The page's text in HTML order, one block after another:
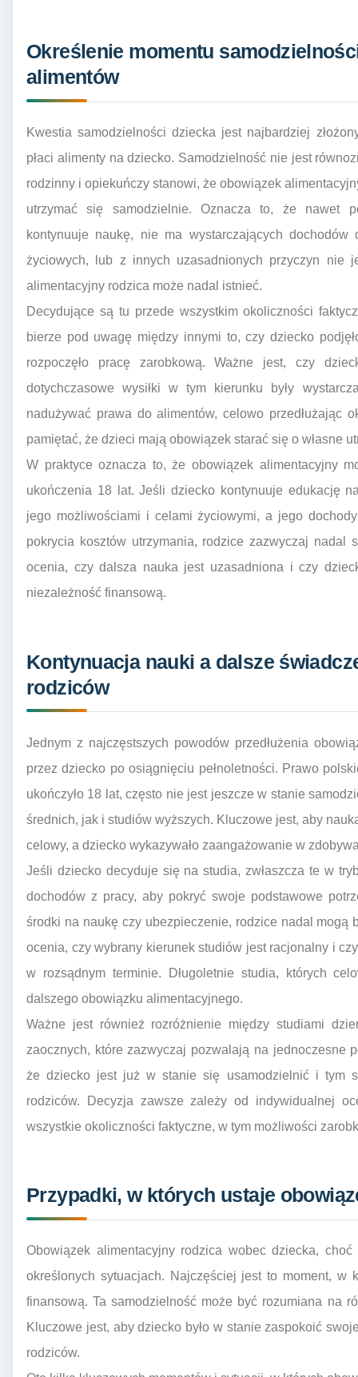
Określenie momentu
alimentów
Kwestia samodzielności dziecka jest najbardziej
płaci alimenty na dziecko. Samodzielność nie jest
rodzinny i opiekuńczy stanowi, że obowiązek
utrzymać się samodzielnie. Oznacza to, że nawet
kontynuuje naukę, nie ma wystarczających
życiowych, lub z innych uzasadnionych przyczyn nie
alimentacyjny rodzica może nadal istnieć.
Decydujące są tu przede wszystkim okoliczności
bierze pod uwagę między innymi to, czy dziecko
rozpoczęło pracę zarobkową. Ważne jest, czy
dotychczasowe wysiłki w tym kierunku były
nadużywać prawa do alimentów, celowo przedłużając
pamiętać, że dzieci mają obowiązek starać się o własne
W praktyce oznacza to, że obowiązek alimentacyjny
ukończenia 18 lat. Jeśli dziecko kontynuuje edukację
jego możliwościami i celami życiowymi, a jego
pokrycia kosztów utrzymania, rodzice zazwyczaj nadal
ocenia, czy dalsza nauka jest uzasadniona i czy
niezależność finansową.
Kontynuacja nauki a dalsze
rodziców
Jednym z najczęstszych powodów przedłużenia
przez dziecko po osiągnięciu pełnoletności. Prawo
ukończyło 18 lat, często nie jest jeszcze w stanie
średnich, jak i studiów wyższych. Kluczowe jest, aby
celowy, a dziecko wykazywało zaangażowanie w
Jeśli dziecko decyduje się na studia, zwłaszcza te w
dochodów z pracy, aby pokryć swoje podstawowe
środki na naukę czy ubezpieczenie, rodzice nadal mogą
ocenia, czy wybrany kierunek studiów jest racjonalny i
w rozsądnym terminie. Długoletnie studia, których
dalszego obowiązku alimentacyjnego.
Ważne jest również rozróżnienie między studiami
zaocznych, które zazwyczaj pozwalają na jednoczesne
że dziecko jest już w stanie się usamodzielnić i tym
rodziców. Decyzja zawsze zależy od indywidualnej
wszystkie okoliczności faktyczne, w tym możliwości
Przypadki, w których ustaje
Obowiązek alimentacyjny rodzica wobec dziecka,
określonych sytuacjach. Najczęściej jest to moment, w
finansową. Ta samodzielność może być rozumiana na
Kluczowe jest, aby dziecko było w stanie zaspokoić
rodziców.